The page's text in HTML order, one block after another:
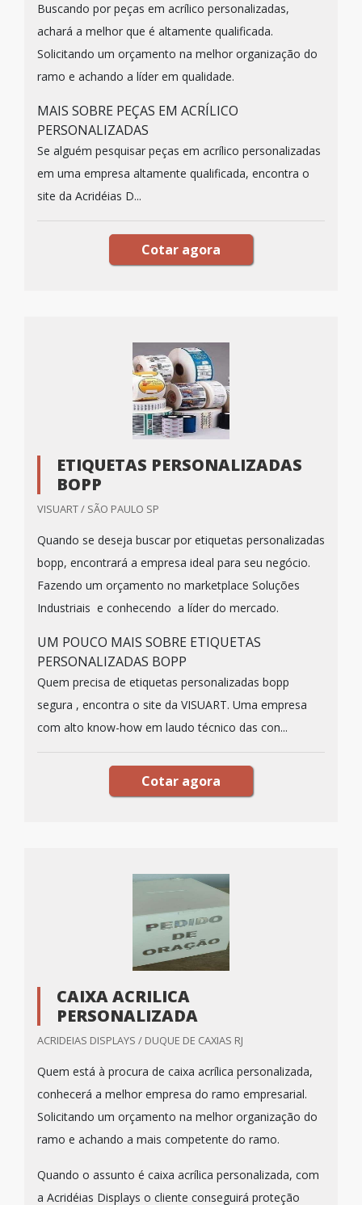
Buscando por peças em acrílico personalizadas,
achará a melhor que é altamente qualificada.
Solicitando um orçamento na melhor organização do
ramo e achando a líder em qualidade.
MAIS SOBRE PEÇAS EM ACRÍLICO
PERSONALIZADAS
Se alguém pesquisar peças em acrílico personalizadas
em uma empresa altamente qualificada, encontra o
site da Acridéias D...
Cotar agora
ETIQUETAS PERSONALIZADAS
BOPP
VISUART / SÃO PAULO SP
Quando se deseja buscar por etiquetas personalizadas
bopp, encontrará a empresa ideal para seu negócio.
Fazendo um orçamento no marketplace Soluções
Industriais e conhecendo a líder do mercado.
UM POUCO MAIS SOBRE ETIQUETAS
PERSONALIZADAS BOPP
Quem precisa de etiquetas personalizadas bopp
segura , encontra o site da VISUART. Uma empresa
com alto know-how em laudo técnico das con...
Cotar agora
CAIXA ACRILICA
PERSONALIZADA
ACRIDEIAS DISPLAYS / DUQUE DE CAXIAS RJ
Quem está à procura de caixa acrílica personalizada,
conhecerá a melhor empresa do ramo empresarial.
Solicitando um orçamento na melhor organização do
ramo e achando a mais competente do ramo.
Quando o assunto é caixa acrílica personalizada, com
a Acridéias Displays o cliente conseguirá proteção